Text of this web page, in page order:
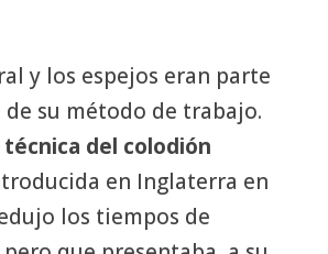
y los espejos eran parte
su método de trabajo.
del colodión
en Inglaterra en
los tiempos de